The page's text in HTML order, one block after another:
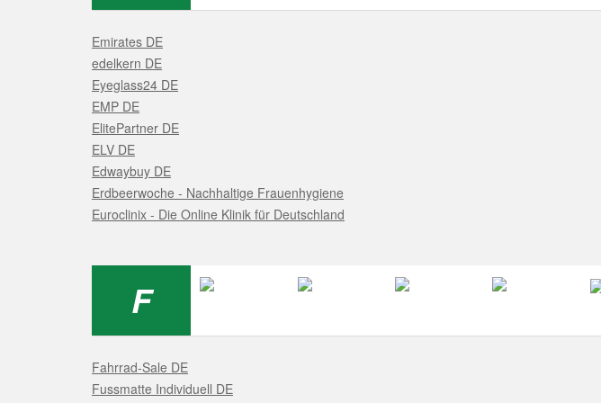
Emirates DE
edelkern DE
Eyeglass24 DE
EMP DE
ElitePartner DE
ELV DE
Edwaybuy DE
Erdbeerwoche - Nachhaltige Frauenhygiene
Euroclinix - Die Online Klinik für Deutschland
F
Fahrrad-Sale DE
Fussmatte Individuell DE